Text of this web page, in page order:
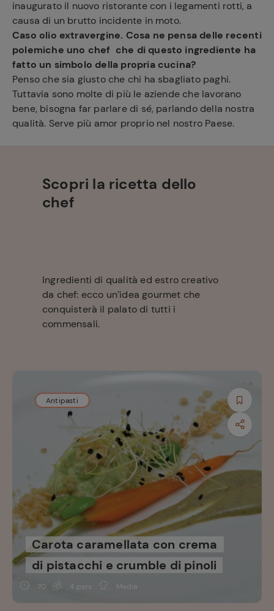
inaugurato il nuovo ristorante con i legamenti rotti, a
causa di un brutto incidente in moto.
Caso olio extravergine. Cosa ne pensa delle recenti
polemiche uno chef che di questo ingrediente ha
fatto un simbolo della propria cucina?
Penso che sia giusto che chi ha sbagliato paghi.
Tuttavia sono molte di più le aziende che lavorano
bene, bisogna far parlare di sé, parlando della nostra
qualità. Serve più amor proprio nel nostro Paese.
Scopri la ricetta dello
chef
Ingredienti di qualità ed estro creativo
da chef: ecco un’idea gourmet che
conquisterà il palato di tutti i
commensali.
Carota caramellata con crema
di pistacchi e crumble di pinoli
70 4 pers Media
Antipasti